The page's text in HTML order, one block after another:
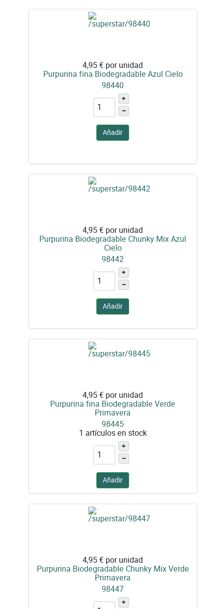
4,95 € por unidad
Purpurina fina Biodegradable Azul Cielo
98440
+
–
Añadir
4,95 € por unidad
Purpurina Biodegradable Chunky Mix Azul
Cielo
98442
+
–
Añadir
4,95 € por unidad
Purpurina fina Biodegradable Verde
Primavera
98445
1 artículos en stock
+
–
Añadir
4,95 € por unidad
Purpurina Biodegradable Chunky Mix Verde
Primavera
98447
+